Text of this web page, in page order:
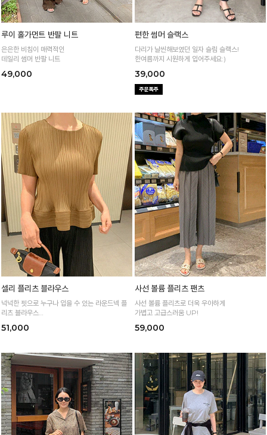
루이 홀가먼트 반팔 니트
은은한 비침이 매력적인
데일리 썸머 반팔 니트
49,000
편한 썸머 슬랙스
다리가 날씬해보였던 일자 슬림 슬랙스!
한여름까지 시원하게 입어주세요:)
39,000
셀리 플리츠 블라우스
넉넉한 핏으로 누구나 입을 수 있는 라운드넥 플
리츠 블라우스
51,000
사선 볼륨 플리츠 팬츠
사선 볼륨 플리츠로 더욱 우아하게
가볍고 고급스러움 UP!
59,000